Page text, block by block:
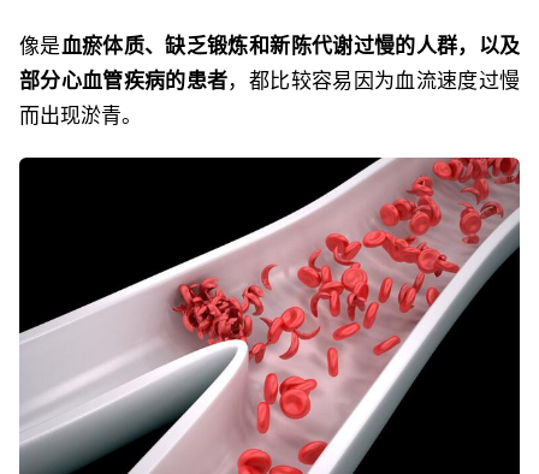
像是 血瘀体质、缺乏锻炼和新陈代谢过慢的人群，以及
部分心血管疾病的患者，都比较容易因为血流速度过慢
而出现淤青。